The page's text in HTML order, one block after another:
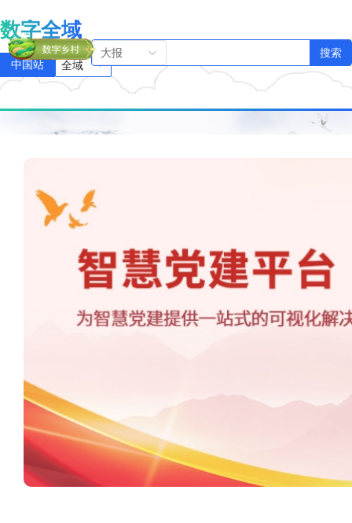
数字全域
中国站 全域
搜索